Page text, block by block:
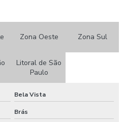
No Paraná
Diversas Medidas
Zona Oeste Zona Sul
Litoral de São
Paulo
Bela Vista
Brás